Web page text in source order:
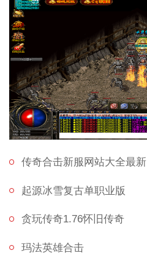
传奇合击新服网站大全最新
起源冰雪复古单职业版
贪玩传奇1.76怀旧传奇
玛法英雄合击